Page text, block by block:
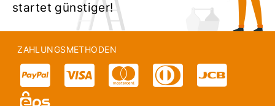
startet günstiger!
ZAHLUNGSMETHODEN